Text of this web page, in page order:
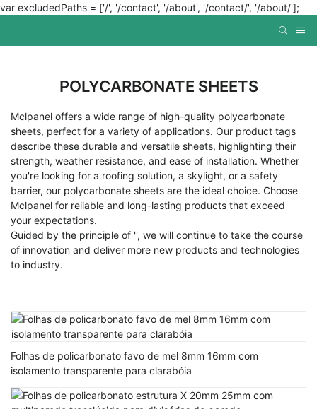
var excludedPaths = ['/', '/contact', '/about', '/contact/', '/about/'];
POLYCARBONATE SHEETS
Mclpanel offers a wide range of high-quality polycarbonate
sheets, perfect for a variety of applications. Our product tags
describe these durable and versatile sheets, highlighting their
strength, weather resistance, and ease of installation. Whether
you're looking for a roofing solution, a skylight, or a safety
barrier, our polycarbonate sheets are the ideal choice. Choose
Mclpanel for reliable and long-lasting products that exceed
your expectations.
Guided by the principle of '', we will continue to take the course
of innovation and deliver more new products and technologies
to industry.
Folhas de policarbonato favo de mel 8mm 16mm com
isolamento transparente para clarabóia